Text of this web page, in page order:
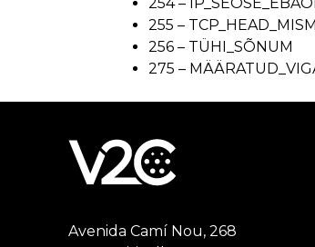
255 –
256 – TÜHI_SÕNUM
275 –
Avenida Camí Nou, 268